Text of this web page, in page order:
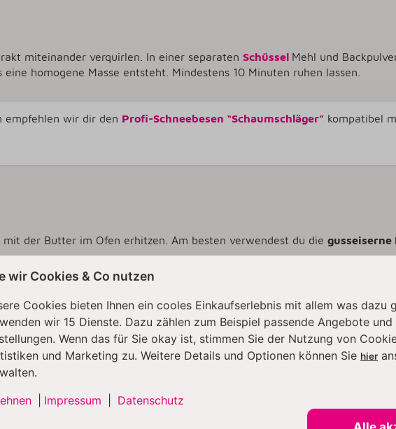
miteinander verquirlen. In einer separaten Schüssel Mehl und
homogene Masse entsteht. Mindestens 10 Minuten ruhen lassen.
empfehlen wir dir den Profi-Schneebesen “Schaumschläger” kompatibel
der Butter im Ofen erhitzen. Am besten verwendest du die gusseiserne
backst, bis der Pfannkuchen goldbraun, aufgegangen und in der Mitte
mit gemischten Beeren erst fertig, wenn der gemischte Beerensirup fertig
eindickt, aber die Beeren noch zu sehen sind. Warm über einem
wir Cookies & Co nutzen
Cookies bieten Ihnen ein cooles Einkaufserlebnis mit allem was dazu
wir 15 Dienste. Dazu zählen zum Beispiel passende Angebote
Wenn das für Sie okay ist, stimmen Sie der Nutzung von
und Marketing zu. Weitere Details und Optionen können Sie hier
Impressum
Datenschutz